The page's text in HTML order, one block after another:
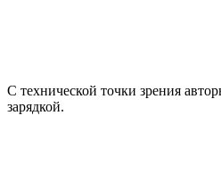
С технической точки зрения
зарядкой.